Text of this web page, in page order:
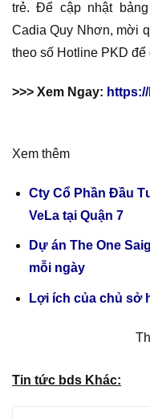
trẻ. Để cập nhật
Cadia Quy Nhơn, mời
theo số Hotline PKD
>>> Xem Ngay:
Xem thêm
Cty Cổ Phần Đầu
VeLa tại Quận 7
Dự án The One
mỗi ngày
Lợi ích của chủ sở
Tin tức bds Khác: